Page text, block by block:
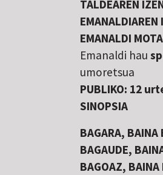
TALDEAREN
EMANALDIAREN
EMANALDI
Emanaldi hau
umoretsua
PUBLIKO: 12
SINOPSIA
BAGARA, BAINA
BAGAUDE,
BAGOAZ, BAINA